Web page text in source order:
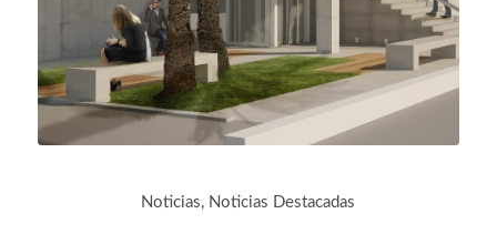
Noticias, Noticias Destacadas